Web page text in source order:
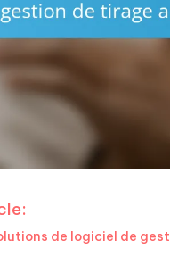
de logiciel de